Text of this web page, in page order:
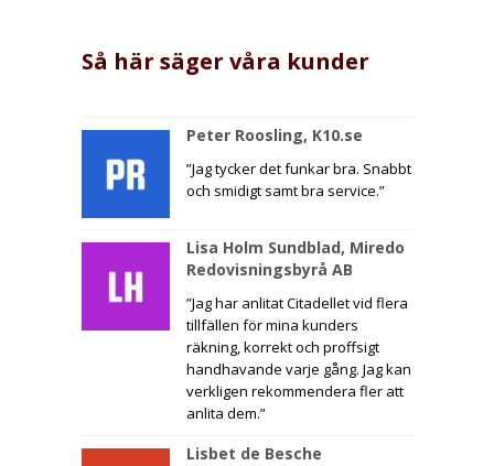
Så här säger våra kunder
Peter Roosling, K10.se
”Jag tycker det funkar bra. Snabbt
och smidigt samt bra service.”
Lisa Holm Sundblad, Miredo
Redovisningsbyrå AB
”Jag har anlitat Citadellet vid flera
tillfällen för mina kunders
räkning, korrekt och proffsigt
handhavande varje gång. Jag kan
verkligen rekommendera fler att
anlita dem.”
Lisbet de Besche